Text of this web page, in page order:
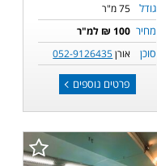
גודל 75 מ"ר
מחיר 100 ₪ למ"ר
סוכן אורן052-9126435
פרטים נוספים